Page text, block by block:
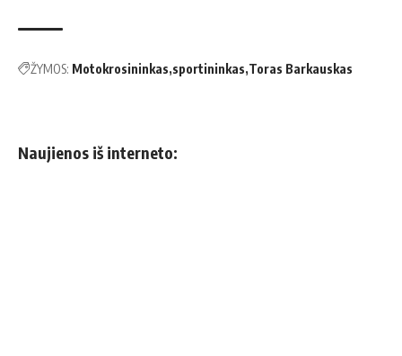
ŽYMOS: Motokrosininkas sportininkas Toras Barkauskas
Naujienos iš interneto: